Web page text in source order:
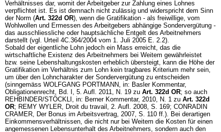
Verhältnisses dar, womit der Arbeitgeber zur Zahlung eines Lohnes
verpflichtet ist. Es ist demnach nicht zulässig und widerspricht dem Sinn
der Norm (Art. 322d OR), wenn die Gratifikation - als freiwillige, vom
Wohlwollen und Ermessen des Arbeitgebers abhängige Sondervergütung -
das ausschliessliche oder hauptsächliche Entgelt des Arbeitnehmers
darstellt (vgl. Urteil 4C.364/2004 vom 1. Juli 2005 E. 2.2).
Sobald der eigentliche Lohn jedoch ein Mass erreicht, das die
wirtschaftliche Existenz des Arbeitnehmers bei Weitem gewährleistet
bzw. seine Lebenshaltungskosten erheblich übersteigt, kann die Höhe der
Gratifikation im Verhältnis zum Lohn kein tragbares Kriterium mehr sein,
um über den Lohncharakter der Sondervergütung zu entscheiden
(sinngemäss WOLFGANG PORTMANN, in: Basler Kommentar,
Obligationenrecht, Bd. I, 5. Aufl. 2011, N. 19 zu Art. 322d OR; so auch
REHBINDER/STÖCKLI, in: Berner Kommentar, 2010, N. 1 zu Art. 322d
OR; REMY WYLER, Droit du travail, 2. Aufl. 2008, S. 169; CONRADIN
CRAMER, Der Bonus im Arbeitsvertrag, 2007, S. 110 ff.). Bei derartigen
Einkommensverhältnissen, die nicht nur bei Weitem die Kosten für einen
angemessenen Lebensunterhalt des Arbeitnehmers, sondern auch den